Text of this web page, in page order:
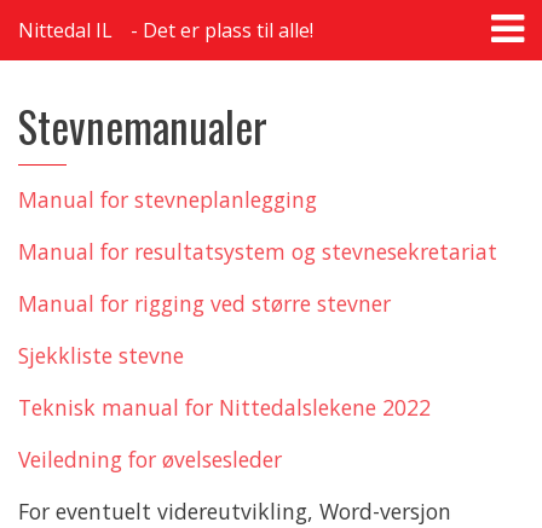
Nittedal IL Det er plass til alle!
Stevnemanualer
Manual for stevneplanlegging
Manual for resultatsystem og stevnesekretariat
Manual for rigging ved større stevner
Sjekkliste stevne
Teknisk manual for Nittedalslekene 2022
Veiledning for øvelsesleder
For eventuelt videreutvikling, Word-versjon